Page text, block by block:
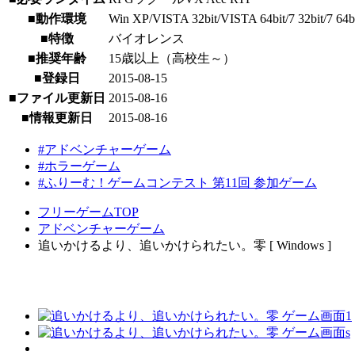
■動作環境
Win XP/VISTA 32bit/VISTA 64bit/7 32bit/7
■特徴
バイオレンス
■推奨年齢
15歳以上（高校生～）
■登録日
2015-08-15
■ファイル更新日 2015-08-16
■情報更新日
2015-08-16
#アドベンチャーゲーム
#ホラーゲーム
#ふりーむ！ゲームコンテスト 第11回 参加ゲーム
フリーゲームTOP
アドベンチャーゲーム
追いかけるより、追いかけられたい。零 [ Windows ]